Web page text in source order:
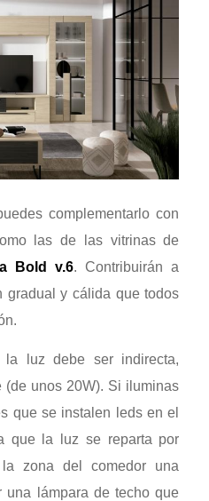
complementarlo con
las de las vitrinas de
Bold v.6. Contribuirán a
gradual y cálida que todos
luz debe ser indirecta,
(de unos 20W). Si iluminas
que se instalen leds en el
que la luz se reparta por
zona del comedor una
una lámpara de techo que